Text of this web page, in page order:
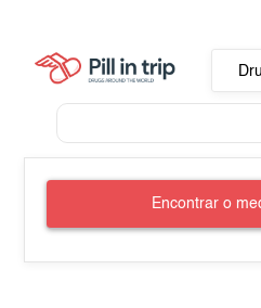
Encontrar o